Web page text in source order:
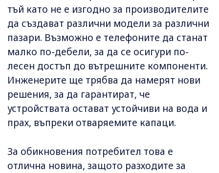
тъй като не е изгодно за производителите
да създават различни модели за различни
пазари. Възможно е телефоните да станат
малко по-дебели, за да се осигури по-
лесен достъп до вътрешните компоненти.
Инженерите ще трябва да намерят нови
решения, за да гарантират, че
устройствата остават устойчиви на вода и
прах, въпреки отваряемите капаци.
За обикновения потребител това е
отлична новина, защото разходите за